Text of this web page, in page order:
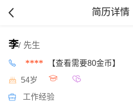
简历详情
李/ 先生
**** 【查看需要80金币】
54岁
工作经验